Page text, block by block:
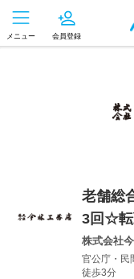
メニュー 会員登録
老舗総
3回☆転
株式会社
官公庁・民
徒歩3分